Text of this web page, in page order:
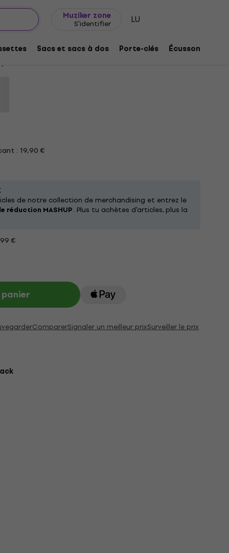
Muziker zone
S'identifier LU
Sacs et sacs à dos Porte-clés Écussons/
XL T-shirt
: 19,90 €
de notre collection de merchandising et entrez le
réduction MASHUP. Plus tu achètes d'articles, plus la
€
ComparerSignaler un meilleur prixSurveiller le prix